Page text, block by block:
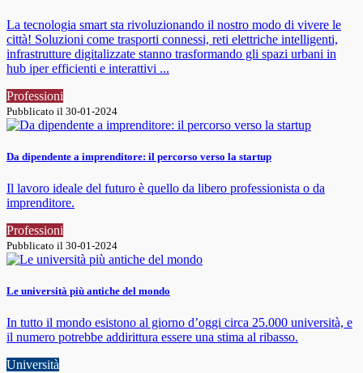
La tecnologia smart sta rivoluzionando il nostro modo di vivere le
città! Soluzioni come trasporti connessi, reti elettriche intelligenti,
infrastrutture digitalizzate stanno trasformando gli spazi urbani in
hub iper efficienti e interattivi ...
Professioni
Pubblicato il 30-01-2024
Da dipendente a imprenditore: il percorso verso la startup
Il lavoro ideale del futuro è quello da libero professionista o da
imprenditore.
Professioni
Pubblicato il 30-01-2024
Le università più antiche del mondo
In tutto il mondo esistono al giorno d’oggi circa 25.000 università, e
il numero potrebbe addirittura essere una stima al ribasso.
Università